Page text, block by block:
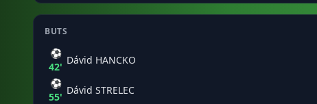
BUTS
⚽
42'
Dávid HANCKO
⚽
55'
Dávid STRELEC